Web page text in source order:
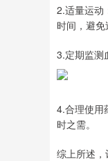
2.适量运动
时间，避免
3.定期监测
4.合理使用
时之需。
综上所述